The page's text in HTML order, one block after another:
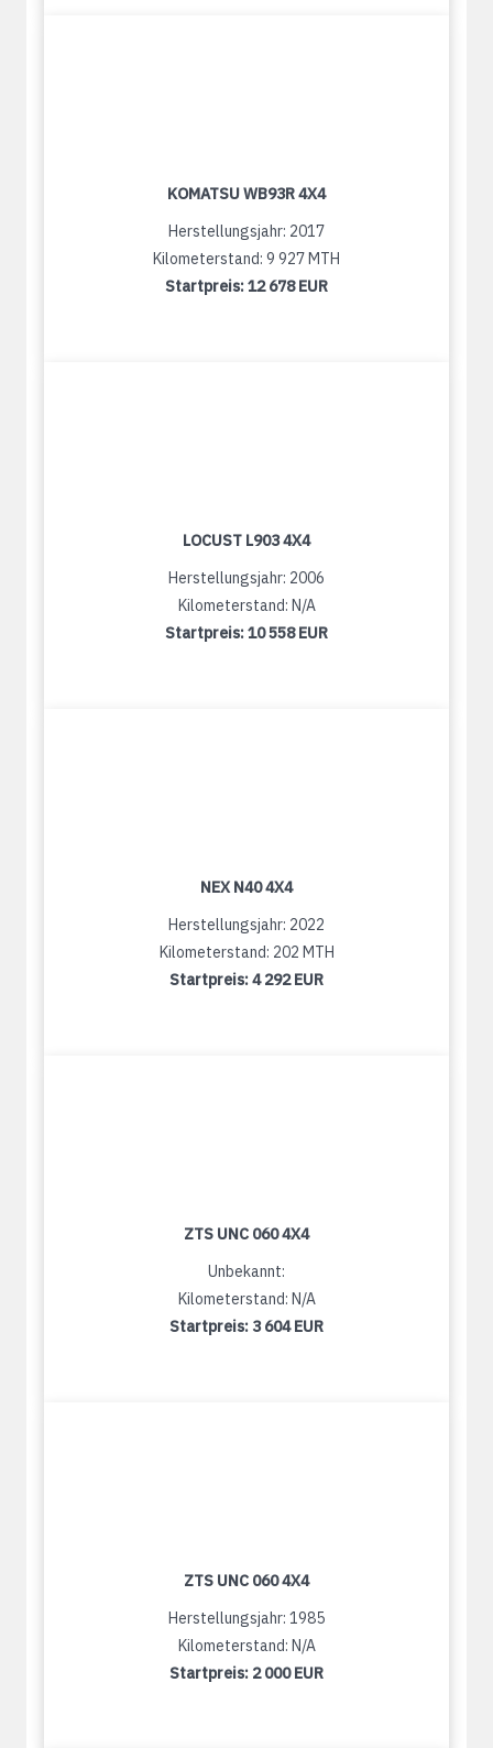
KOMATSU WB93R 4X4
Herstellungsjahr: 2017
Kilometerstand: 9 927 MTH
Startpreis:12 678 EUR
LOCUST L903 4X4
Herstellungsjahr: 2006
Kilometerstand: N/A
Startpreis:10 558 EUR
NEX N40 4X4
Herstellungsjahr: 2022
Kilometerstand: 202 MTH
Startpreis:4 292 EUR
ZTS UNC 060 4X4
Unbekannt:
Kilometerstand: N/A
Startpreis: 3 604 EUR
ZTS UNC 060 4X4
Herstellungsjahr: 1985
Kilometerstand: N/A
Startpreis: 2 000 EUR